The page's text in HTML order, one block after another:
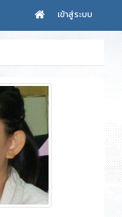
เข้าสู่ระบบ